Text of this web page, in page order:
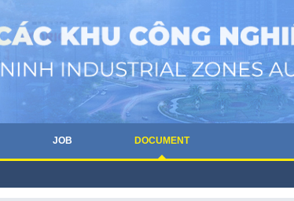
JOB DOCUMENT